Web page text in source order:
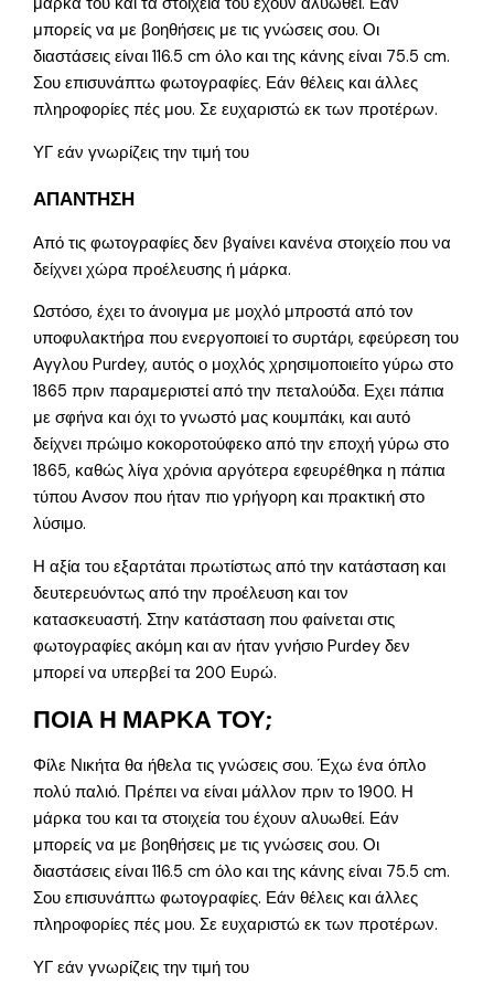
μπορείς να με βοηθήσεις με τις γνώσεις σου. Οι
διαστάσεις είναι 116.5 cm όλο και της κάνης είναι 75.5 cm.
Σου επισυνάπτω φωτογραφίες. Εάν θέλεις και άλλες
πληροφορίες πές μου. Σε ευχαριστώ εκ των προτέρων.
ΥΓ εάν γνωρίζεις την τιμή του
ΑΠΑΝΤΗΣΗ
Από τις φωτογραφίες δεν βγαίνει κανένα στοιχείο που να
δείχνει χώρα προέλευσης ή μάρκα.
Ωστόσο, έχει το άνοιγμα με μοχλό μπροστά από τον
υποφυλακτήρα που ενεργοποιεί το συρτάρι, εφεύρεση του
Αγγλου Purdey, αυτός ο μοχλός χρησιμοποιείτο γύρω στο
1865 πριν παραμεριστεί από την πεταλούδα. Εχει πάπια
με σφήνα και όχι το γνωστό μας κουμπάκι, και αυτό
δείχνει πρώιμο κοκοροτούφεκο από την εποχή γύρω στο
1865, καθώς λίγα χρόνια αργότερα εφευρέθηκα η πάπια
τύπου Ανσον που ήταν πιο γρήγορη και πρακτική στο
λύσιμο.
Η αξία του εξαρτάται πρωτίστως από την κατάσταση και
δευτερευόντως από την προέλευση και τον
κατασκευαστή. Στην κατάσταση που φαίνεται στις
φωτογραφίες ακόμη και αν ήταν γνήσιο Purdey δεν
μπορεί να υπερβεί τα 200 Ευρώ.
ΠΟΙΑ Η ΜΑΡΚΑ ΤΟΥ;
Φίλε Νικήτα θα ήθελα τις γνώσεις σου. Έχω ένα όπλο
πολύ παλιό. Πρέπει να είναι μάλλον πριν το 1900. Η
μάρκα του και τα στοιχεία του έχουν αλυωθεί. Εάν
μπορείς να με βοηθήσεις με τις γνώσεις σου. Οι
διαστάσεις είναι 116.5 cm όλο και της κάνης είναι 75.5 cm.
Σου επισυνάπτω φωτογραφίες. Εάν θέλεις και άλλες
πληροφορίες πές μου. Σε ευχαριστώ εκ των προτέρων.
ΥΓ εάν γνωρίζεις την τιμή του